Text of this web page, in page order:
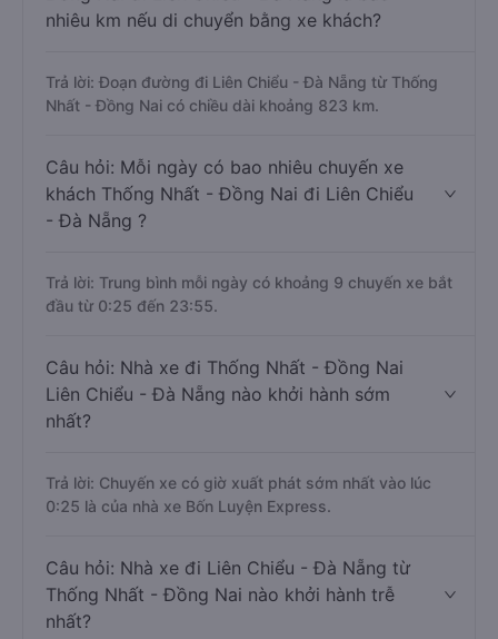
nhiêu km nếu di chuyển bằng xe khách?
Trả lời: Đoạn đường đi Liên Chiểu - Đà Nẵng từ Thống
Nhất - Đồng Nai có chiều dài khoảng 823 km.
Câu hỏi: Mỗi ngày có bao nhiêu chuyến xe
khách Thống Nhất - Đồng Nai đi Liên Chiểu
- Đà Nẵng ?
Trả lời: Trung bình mỗi ngày có khoảng 9 chuyến xe bắt
đầu từ 0:25 đến 23:55.
Câu hỏi: Nhà xe đi Thống Nhất - Đồng Nai
Liên Chiểu - Đà Nẵng nào khởi hành sớm
nhất?
Trả lời: Chuyến xe có giờ xuất phát sớm nhất vào lúc
0:25 là của nhà xe Bốn Luyện Express.
Câu hỏi: Nhà xe đi Liên Chiểu - Đà Nẵng từ
Thống Nhất - Đồng Nai nào khởi hành trễ
nhất?